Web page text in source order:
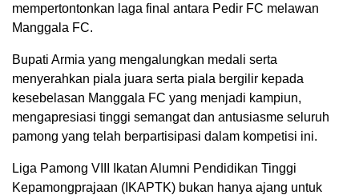
mempertontonkan laga final antara Pedir FC melawan
Manggala FC.
Bupati Armia yang mengalungkan medali serta
menyerahkan piala juara serta piala bergilir kepada
kesebelasan Manggala FC yang menjadi kampiun,
mengapresiasi tinggi semangat dan antusiasme seluruh
pamong yang telah berpartisipasi dalam kompetisi ini.
Liga Pamong VIII Ikatan Alumni Pendidikan Tinggi
Kepamongprajaan (IKAPTK) bukan hanya ajang untuk